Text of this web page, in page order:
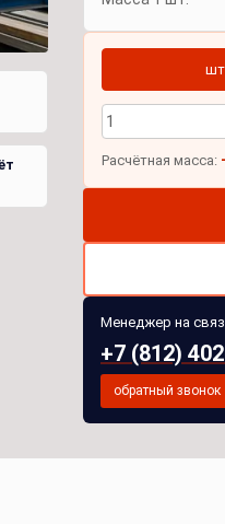
Расчётная масса:
Менеджер на
+7 (812)
обратный звонок